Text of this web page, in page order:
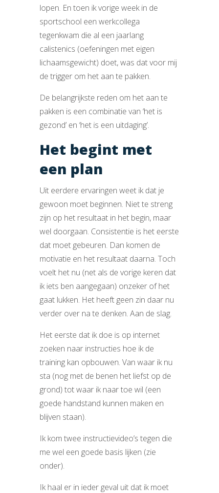
lopen. En toen ik vorige week in de
sportschool een werkcollega
tegenkwam die al een jaarlang
calistenics (oefeningen met eigen
lichaamsgewicht) doet, was dat voor mij
de trigger om het aan te pakken.
De belangrijkste reden om het aan te
pakken is een combinatie van ‘het is
gezond’ en ‘het is een uitdaging’.
Het begint met
een plan
Uit eerdere ervaringen weet ik dat je
gewoon moet beginnen. Niet te streng
zijn op het resultaat in het begin, maar
wel doorgaan. Consistentie is het eerste
dat moet gebeuren. Dan komen de
motivatie en het resultaat daarna. Toch
voelt het nu (net als de vorige keren dat
ik iets ben aangegaan) onzeker of het
gaat lukken. Het heeft geen zin daar nu
verder over na te denken. Aan de slag.
Het eerste dat ik doe is op internet
zoeken naar instructies hoe ik de
training kan opbouwen. Van waar ik nu
sta (nog met de benen het liefst op de
grond) tot waar ik naar toe wil (een
goede handstand kunnen maken en
blijven staan).
Ik kom twee instructievideo’s tegen die
me wel een goede basis lijken (zie
onder).
Ik haal er in ieder geval uit dat ik moet